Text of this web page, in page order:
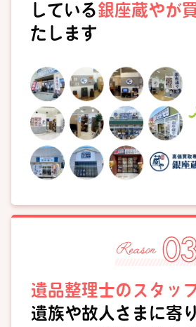
している銀座蔵やが
たします
遺品整理士のスタッ
遺族や故人さまに寄